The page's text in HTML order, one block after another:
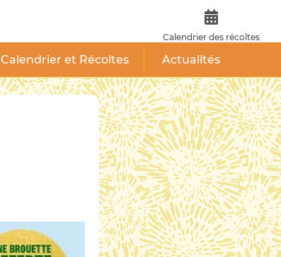
Calendrier des récoltes
Calendrier et Récoltes Actualités